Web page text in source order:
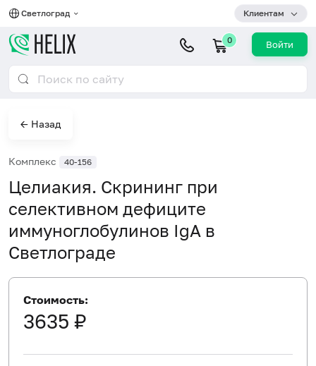
Светлоград Клиентам
0 Войти
← Назад
Комплекс 40-156
Целиакия. Скрининг при
селективном дефиците
иммуноглобулинов IgA в
Светлограде
Стоимость:
3635 ₽